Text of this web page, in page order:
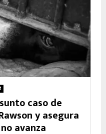
caso de
y asegura
avanza